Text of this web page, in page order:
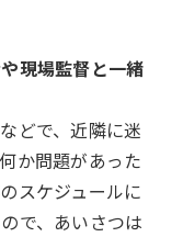
現場監督と一緒
どで、近隣に迷
か問題があった
スケジュールに
で、あいさつは